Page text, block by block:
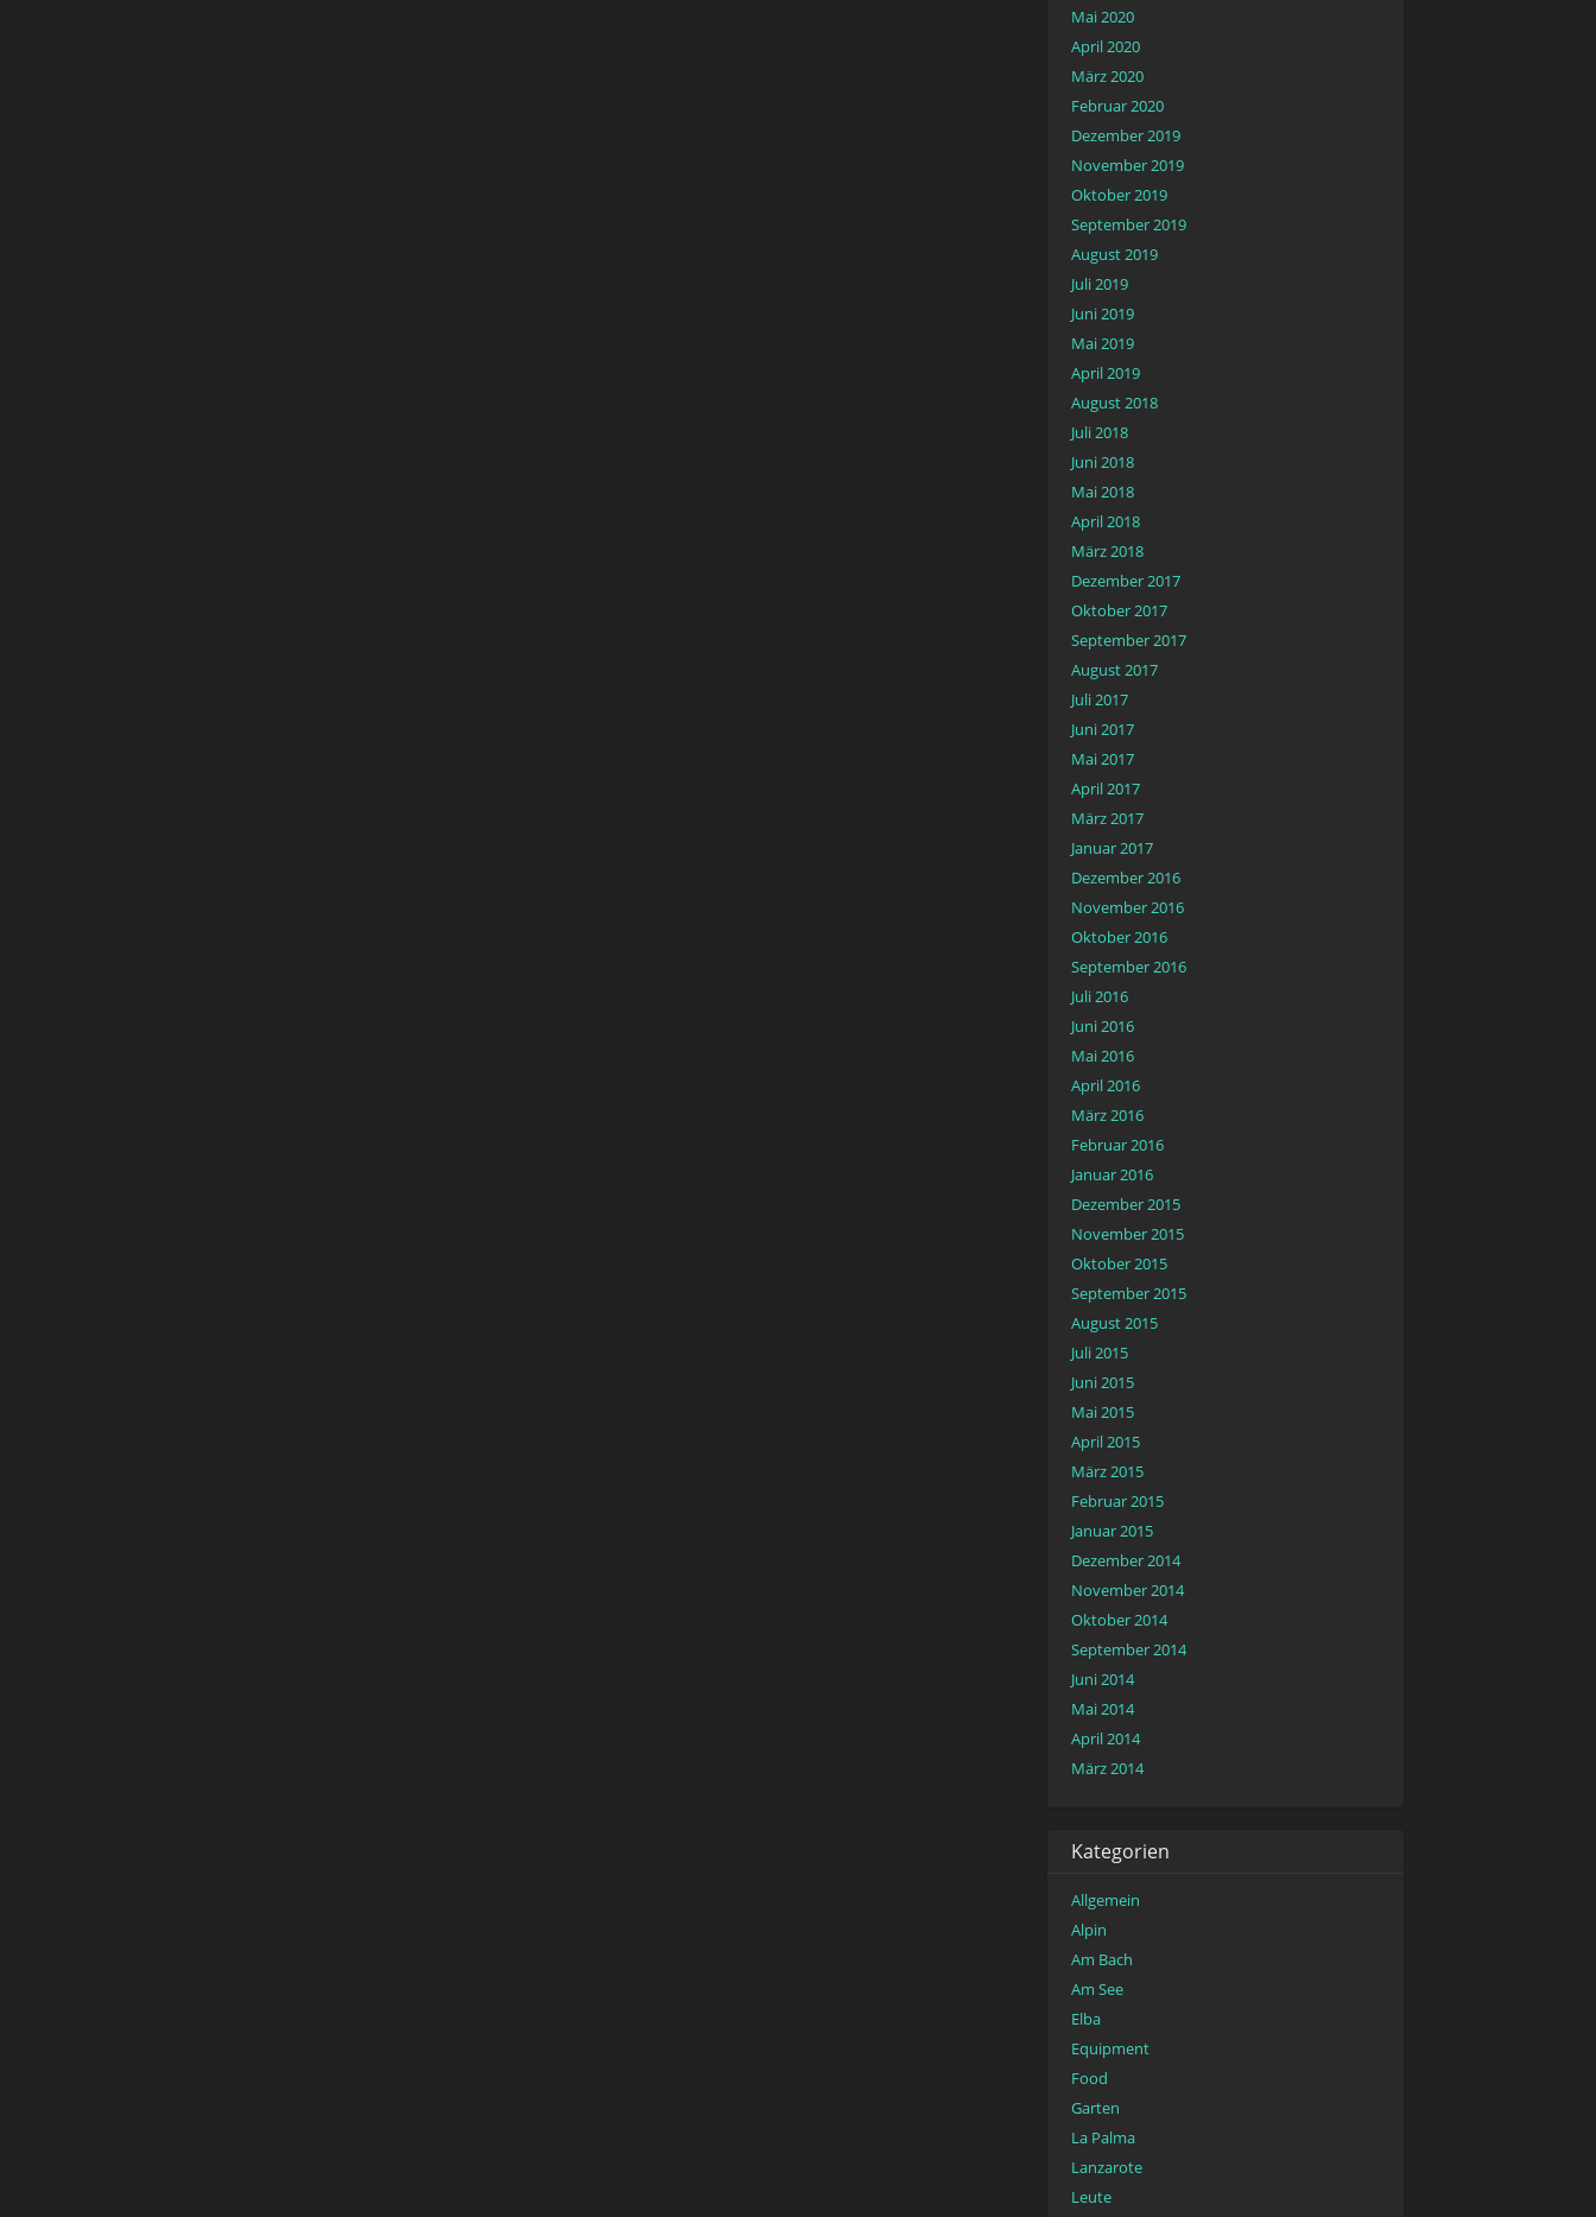
Mai 2020
April 2020
März 2020
Februar 2020
Dezember 2019
November 2019
Oktober 2019
September 2019
August 2019
Juli 2019
Juni 2019
Mai 2019
April 2019
August 2018
Juli 2018
Juni 2018
Mai 2018
April 2018
März 2018
Dezember 2017
Oktober 2017
September 2017
August 2017
Juli 2017
Juni 2017
Mai 2017
April 2017
März 2017
Januar 2017
Dezember 2016
November 2016
Oktober 2016
September 2016
Juli 2016
Juni 2016
Mai 2016
April 2016
März 2016
Februar 2016
Januar 2016
Dezember 2015
November 2015
Oktober 2015
September 2015
August 2015
Juli 2015
Juni 2015
Mai 2015
April 2015
März 2015
Februar 2015
Januar 2015
Dezember 2014
November 2014
Oktober 2014
September 2014
Juni 2014
Mai 2014
April 2014
März 2014
Kategorien
Allgemein
Alpin
Am Bach
Am See
Elba
Equipment
Food
Garten
La Palma
Lanzarote
Leute